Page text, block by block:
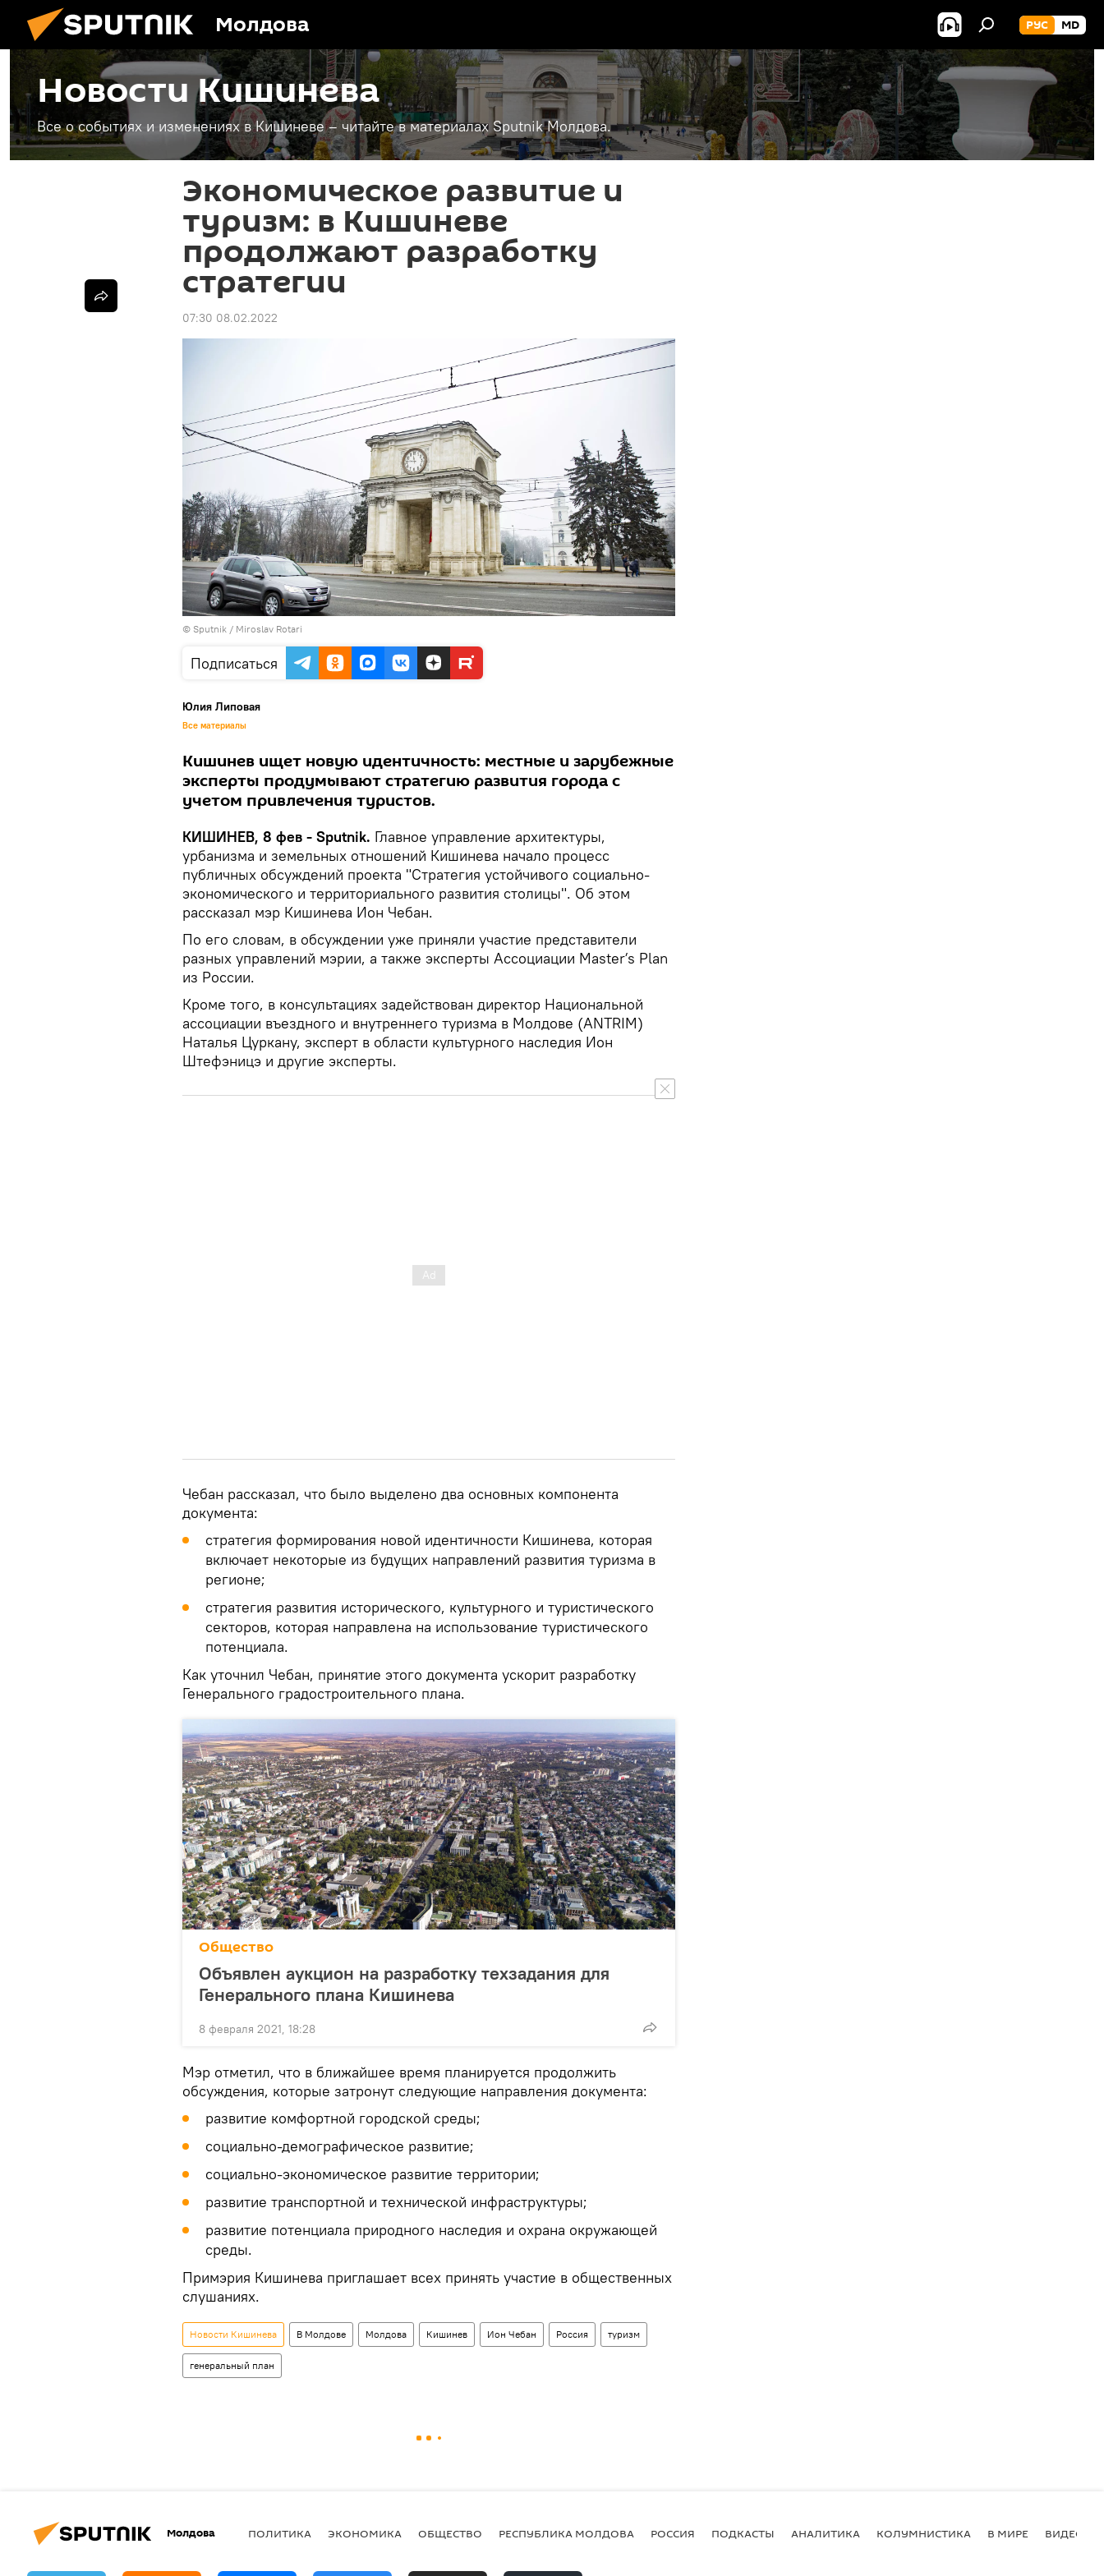
Молдова РУС MD
Новости Кишинева
Все о событиях и изменениях в Кишиневе – читайте в материалах Sputnik Молдова.
Экономическое развитие и
туризм: в Кишиневе
продолжают разработку
стратегии
07:30 08.02.2022
© Sputnik / Miroslav Rotari
Подписаться
Юлия Липовая
Все материалы
Кишинев ищет новую идентичность: местные и зарубежные
эксперты продумывают стратегию развития города с
учетом привлечения туристов.
КИШИНЕВ, 8 фев - Sputnik. Главное управление архитектуры,
урбанизма и земельных отношений Кишинева начало процесс
публичных обсуждений проекта "Стратегия устойчивого социально-
экономического и территориального развития столицы". Об этом
рассказал мэр Кишинева Ион Чебан.
По его словам, в обсуждении уже приняли участие представители
разных управлений мэрии, а также эксперты Ассоциации Masterʼs Plan
из России.
Кроме того, в консультациях задействован директор Национальной
ассоциации въездного и внутреннего туризма в Молдове (ANTRIM)
Наталья Цуркану, эксперт в области культурного наследия Ион
Штефэницэ и другие эксперты.
Чебан рассказал, что было выделено два основных компонента
документа:
стратегия формирования новой идентичности Кишинева, которая
включает некоторые из будущих направлений развития туризма в
регионе;
стратегия развития исторического, культурного и туристического
секторов, которая направлена на использование туристического
потенциала.
Как уточнил Чебан, принятие этого документа ускорит разработку
Генерального градостроительного плана.
Общество
Объявлен аукцион на разработку техзадания для
Генерального плана Кишинева
8 февраля 2021, 18:28
Мэр отметил, что в ближайшее время планируется продолжить
обсуждения, которые затронут следующие направления документа:
развитие комфортной городской среды;
социально-демографическое развитие;
социально-экономическое развитие территории;
развитие транспортной и технической инфраструктуры;
развитие потенциала природного наследия и охрана окружающей
среды.
Примэрия Кишинева приглашает всех принять участие в общественных
слушаниях.
Новости Кишинева В Молдове Молдова Кишинев Ион Чебан Россия туризм
генеральный план
Молдова ПОЛИТИКА ЭКОНОМИКА ОБЩЕСТВО РЕСПУБЛИКА МОЛДОВА РОССИЯ ПОДКАСТЫ АНАЛИТИКА КОЛУМНИСТИКА В МИРЕ ВИДЕО